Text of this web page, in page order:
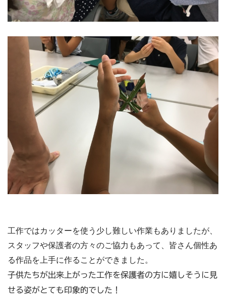
工作ではカッターを使う少し難しい作業もありましたが、
スタッフや保護者の方々のご協力もあって、皆さん個性あ
る作品を上手に作ることができました。
子供たちが出来上がった工作を保護者の方に嬉しそうに見
せる姿がとても印象的でした！